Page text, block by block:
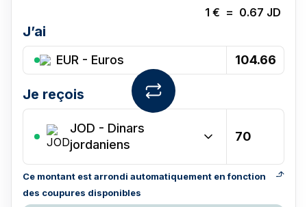
1 € = 0.67 JD
J’ai
EUR - Euros
Je reçois
JOD - Dinars
jordaniens
Ce montant est arrondi automatiquement en fonction
des coupures disponibles